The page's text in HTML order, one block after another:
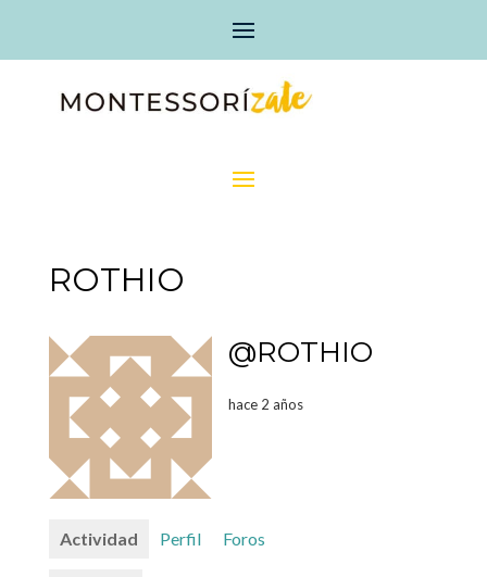
ROTHIO
@ROTHIO
hace 2 años
Actividad Perfil Foros